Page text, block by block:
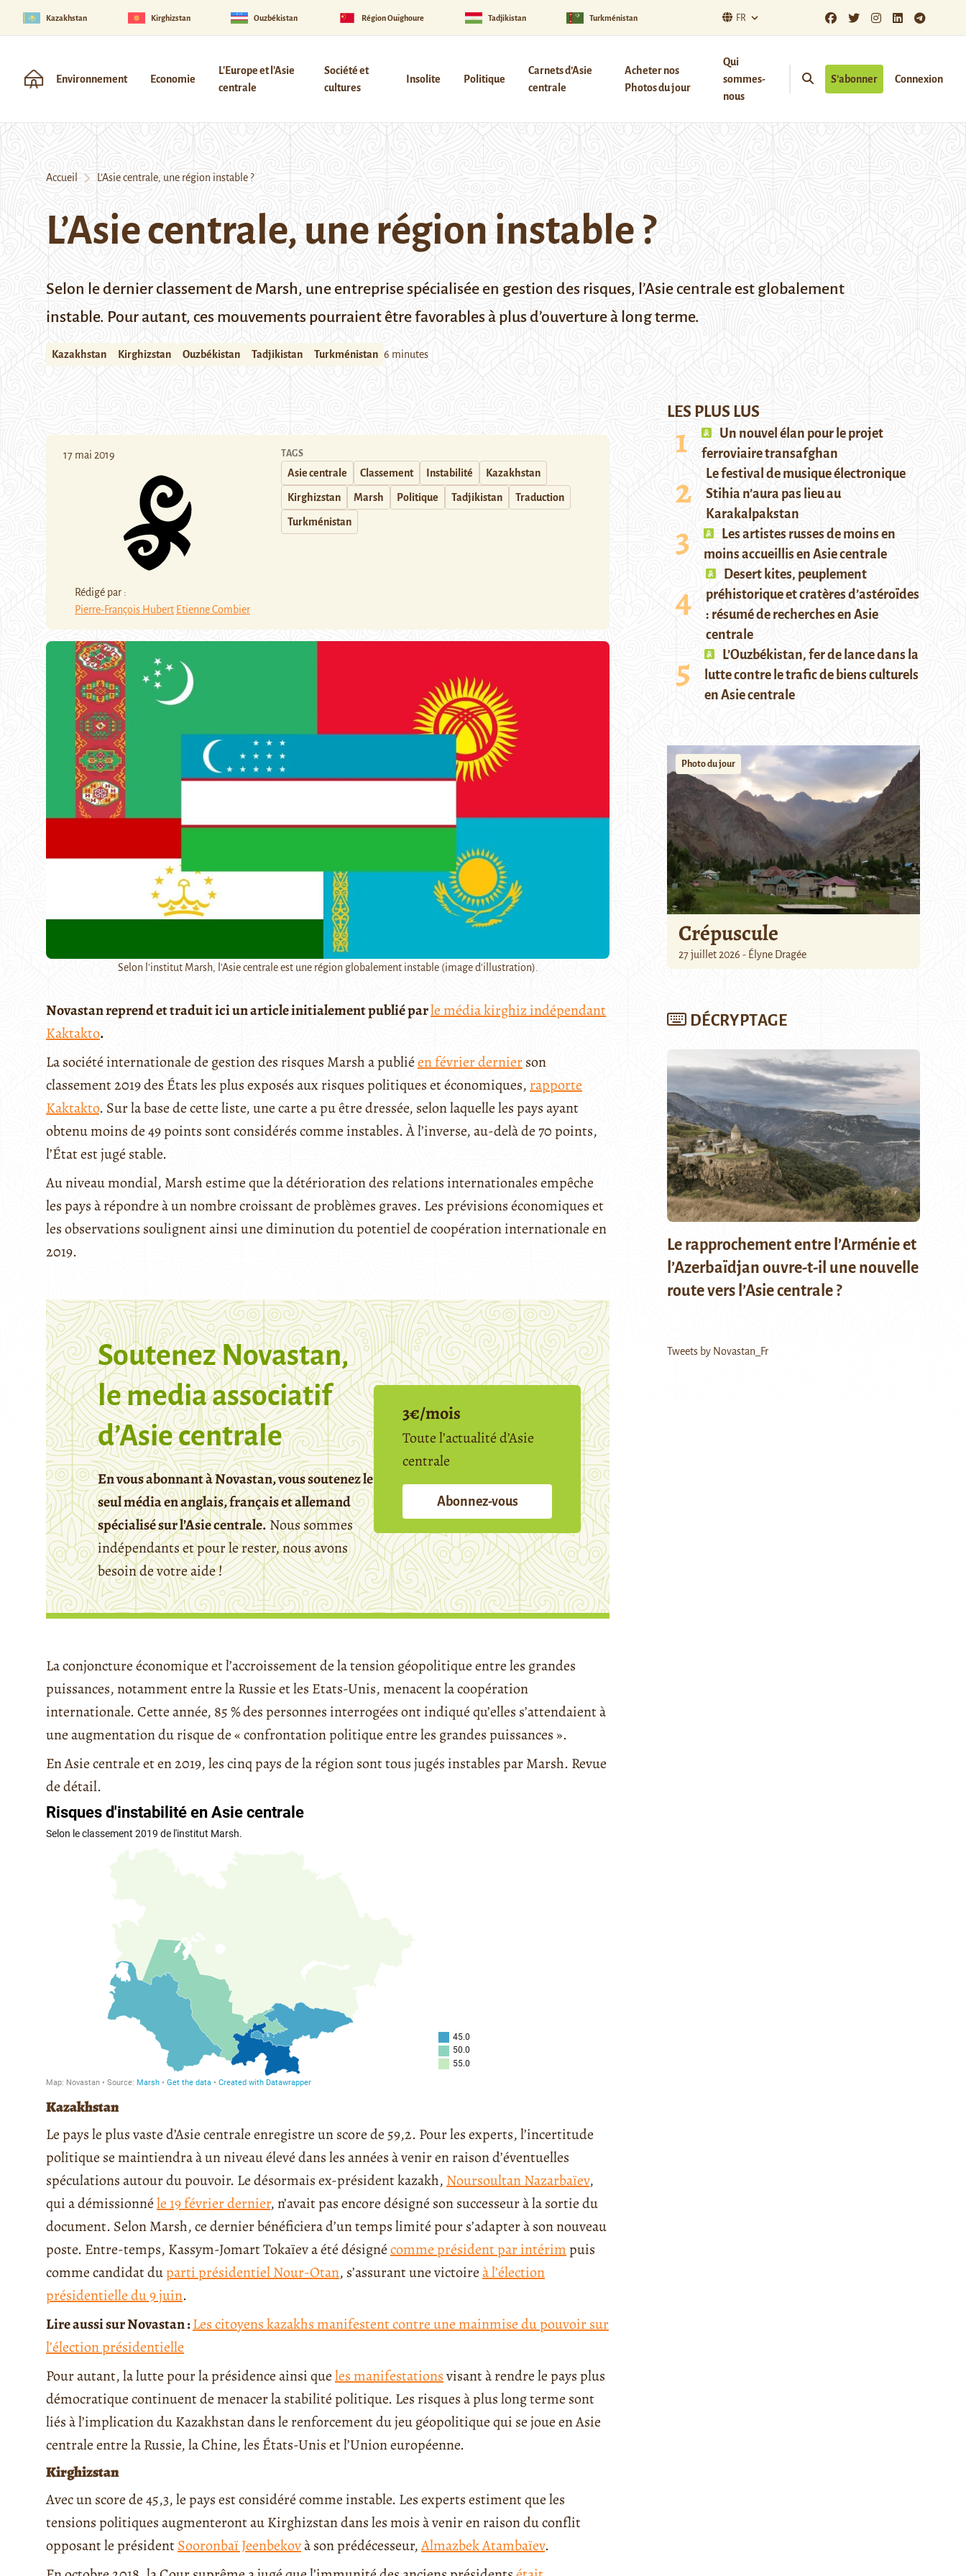
Kazakhstan Kirghizstan Ouzbékistan Région Ouïghoure Tadjikistan Turkménistan FR
Environnement Economie
L'Europe et l'Asie
centrale
Société et
cultures
Insolite Politique
Carnets d’Asie
centrale
Acheter nos
Photos du jour
Qui
sommes-
nous
S’abonner Connexion
Accueil L’Asie centrale, une région instable ?
L’Asie centrale, une région instable ?
Selon le dernier classement de Marsh, une entreprise spécialisée en gestion des risques, l’Asie centrale est globalement
instable. Pour autant, ces mouvements pourraient être favorables à plus d’ouverture à long terme.
Kazakhstan Kirghizstan Ouzbékistan Tadjikistan Turkménistan 6 minutes
17 mai 2019
Rédigé par :
Pierre-François Hubert Etienne Combier
TAGS
Asie centrale Classement Instabilité Kazakhstan
Kirghizstan Marsh Politique Tadjikistan Traduction
Turkménistan
Selon l'institut Marsh, l'Asie centrale est une région globalement instable (image d'illustration).
Novastan reprend et traduit ici un article initialement publié parle média kirghiz indépendant
Kaktakto.
La société internationale de gestion des risques Marsh a publiéen février dernierson
classement 2019 des États les plus exposés aux risques politiques et économiques, rapporte
Kaktakto. Sur la base de cette liste, une carte a pu être dressée, selon laquelle les pays ayant
obtenu moins de 49 points sont considérés comme instables. À l’inverse, au-delà de 70 points,
l’État est jugé stable.
Au niveau mondial, Marsh estime que la détérioration des relations internationales empêche
les pays à répondre à un nombre croissant de problèmes graves. Les prévisions économiques et
les observations soulignent ainsi une diminution du potentiel de coopération internationale en
2019.
Soutenez Novastan,
le media associatif
d’Asie centrale
En vous abonnant à Novastan, vous soutenez le
seul média en anglais, français et allemand
spécialisé sur l’Asie centrale.Nous sommes
indépendants et pour le rester, nous avons
besoin de votre aide !
3€/mois
Toute l’actualité d’Asie
centrale
Abonnez-vous
La conjoncture économique et l’accroissement de la tension géopolitique entre les grandes
puissances, notamment entre la Russie et les Etats-Unis, menacent la coopération
internationale. Cette année, 85 % des personnes interrogées ont indiqué qu’elles s’attendaient à
une augmentation du risque de « confrontation politique entre les grandes puissances ».
En Asie centrale et en 2019, les cinq pays de la région sont tous jugés instables par Marsh. Revue
de détail.
Kazakhstan
Le pays le plus vaste d’Asie centrale enregistre un score de 59,2. Pour les experts, l’incertitude
politique se maintiendra à un niveau élevé dans les années à venir en raison d’éventuelles
spéculations autour du pouvoir. Le désormais ex-président kazakh, Noursoultan Nazarbaïev,
qui a démissionnéle 19 février dernier, n’avait pas encore désigné son successeur à la sortie du
document. Selon Marsh, ce dernier bénéficiera d’un temps limité pour s’adapter à son nouveau
poste. Entre-temps, Kassym-Jomart Tokaïev a été désignécomme président par intérimpuis
comme candidat duparti présidentiel Nour-Otan, s’assurant une victoireà l’élection
présidentielle du 9 juin.
Lire aussi sur Novastan :Les citoyens kazakhs manifestent contre une mainmise du pouvoir sur
l’élection présidentielle
Pour autant, la lutte pour la présidence ainsi queles manifestationsvisant à rendre le pays plus
démocratique continuent de menacer la stabilité politique. Les risques à plus long terme sont
liés à l’implication du Kazakhstan dans le renforcement du jeu géopolitique qui se joue en Asie
centrale entre la Russie, la Chine, les États-Unis et l’Union européenne.
Kirghizstan
Avec un score de 45,3, le pays est considéré comme instable. Les experts estiment que les
tensions politiques augmenteront au Kirghizstan dans les mois à venir en raison du conflit
opposant le présidentSooronbaï Jeenbekovà son prédécesseur,Almazbek Atambaïev.
LES PLUS LUS
Un nouvel élan pour le projet
ferroviaire transafghan
Le festival de musique électronique
Stihia n’aura pas lieu au
Karakalpakstan
Les artistes russes de moins en
moins accueillis en Asie centrale
Desert kites, peuplement
préhistorique et cratères d’astéroïdes
: résumé de recherches en Asie
centrale
L’Ouzbékistan, fer de lance dans la
lutte contre le trafic de biens culturels
en Asie centrale
Photo du jour
Crépuscule
27 juillet 2026 - Élyne Dragée
DÉCRYPTAGE
Le rapprochement entre l’Arménie et
l’Azerbaïdjan ouvre-t-il une nouvelle
route vers l’Asie centrale ?
Tweets by Novastan_Fr